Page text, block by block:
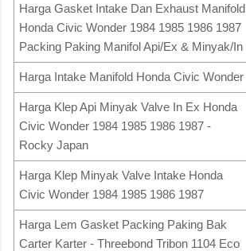
Harga Gasket Intake Dan Exhaust Manifold
Honda Civic Wonder 1984 1985 1986 1987
Packing Paking Manifol Api/Ex & Minyak/In
Harga Intake Manifold Honda Civic Wonder
Harga Klep Api Minyak Valve In Ex Honda
Civic Wonder 1984 1985 1986 1987 -
Rocky Japan
Harga Klep Minyak Valve Intake Honda
Civic Wonder 1984 1985 1986 1987
Harga Lem Gasket Packing Paking Bak
Carter Karter - Threebond Tribon 1104 Eco